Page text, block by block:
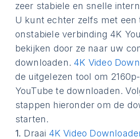
zeer stabiele en snelle
U kunt echter zelfs met een
onstabiele verbinding 4K
bekijken door ze naar uw
downloaden.4K Video
de uitgelezen tool om
YouTube te downloaden.
stappen hieronder om de
starten.
1. Draai 4K Video